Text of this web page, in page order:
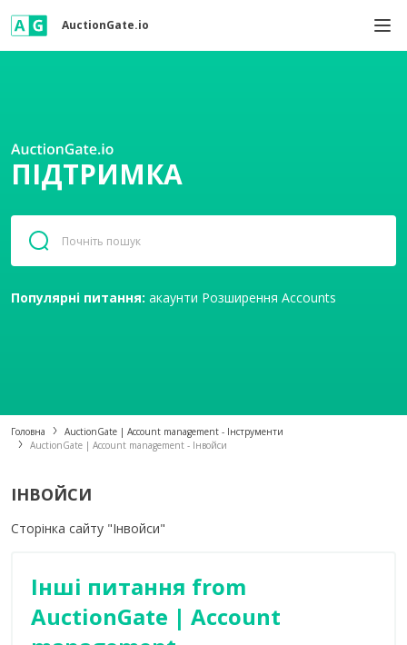
AuctionGate.io
ПІДТРИМКА
Популярні питання: акаунти Розширення Accounts
Головна
AuctionGate | Account management - Інструменти
AuctionGate | Account management - Інвойси
ІНВОЙСИ
Сторінка сайту "Інвойси"
Інші питання from
AuctionGate | Account